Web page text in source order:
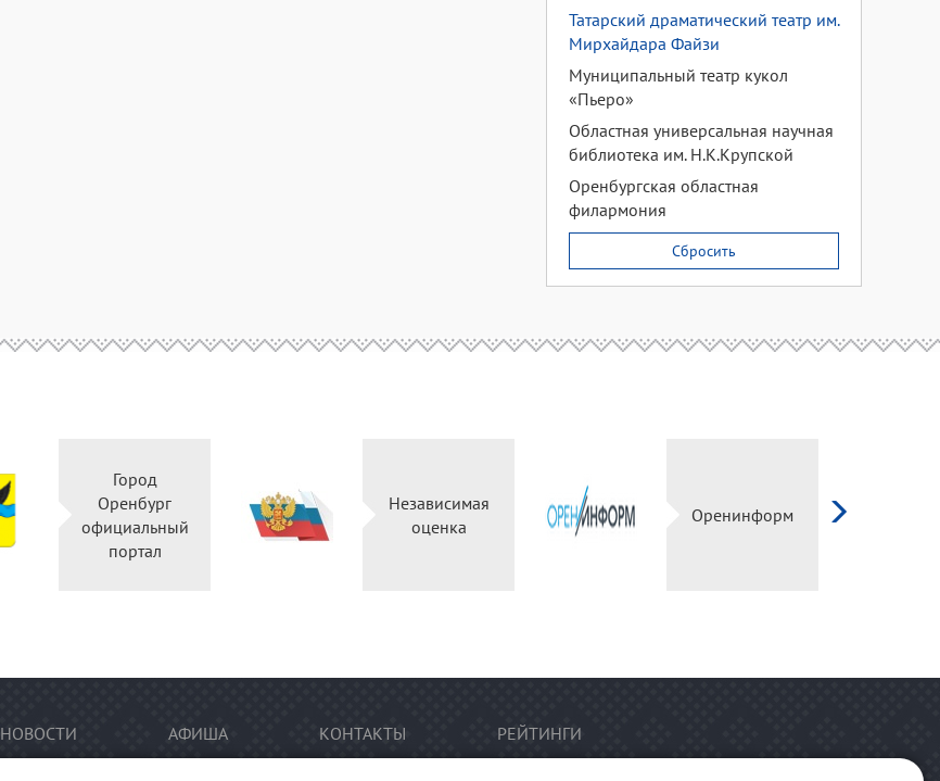
Татарский драматический театр им.
Мирхайдара Файзи
Муниципальный театр кукол
«Пьеро»
Областная универсальная научная
библиотека им. Н.К.Крупской
Оренбургская областная
филармония
Сбросить
Город
Оренбург
официальный
портал
Независимая
оценка
Оренинформ
НОВОСТИ АФИША КОНТАКТЫ РЕЙТИНГИ